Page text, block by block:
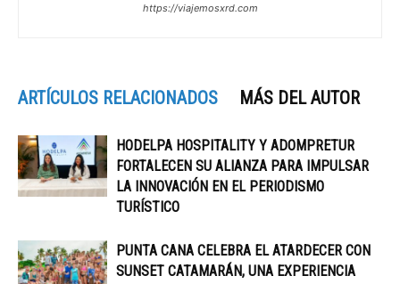
https://viajemosxrd.com
ARTÍCULOS RELACIONADOS MÁS DEL AUTOR
HODELPA HOSPITALITY Y ADOMPRETUR
FORTALECEN SU ALIANZA PARA IMPULSAR
LA INNOVACIÓN EN EL PERIODISMO
TURÍSTICO
PUNTA CANA CELEBRA EL ATARDECER CON
SUNSET CATAMARÁN, UNA EXPERIENCIA